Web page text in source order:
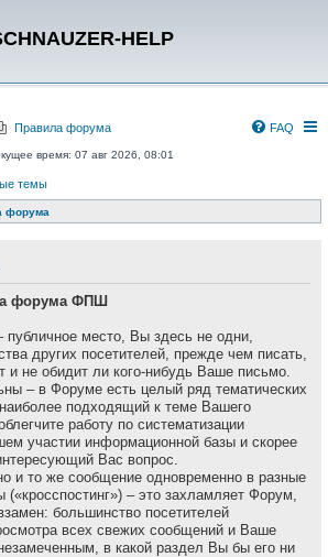
HELP
Правила форума FAQ
время: 07 авг 2026, 08:01
темы
форума
форума ФПШ
место, Вы здесь не одни,
других посетителей, прежде чем писать,
и не обидит ли кого-нибудь Ваше письмо.
– в Форуме есть целый ряд тематических
подходящий к теме Вашего
работу по систематизации
участии информационной базы и скорее
Вас вопрос.
и то же сообщение одновременно в разные
(«кросспостинг») – это захламляет Форум,
большинство посетителей
всех свежих сообщений и Ваше
в какой раздел Вы бы его ни